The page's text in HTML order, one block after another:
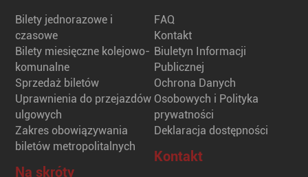
Bilety jednorazowe i
czasowe
Bilety miesięczne kolejowo-
komunalne
Sprzedaż biletów
Uprawnienia do przejazdów
ulgowych
Zakres obowiązywania
biletów metropolitalnych
Na skróty
FAQ
Kontakt
Biuletyn Informacji
Publicznej
Ochrona Danych
Osobowych i Polityka
prywatności
Deklaracja dostępności
Kontakt